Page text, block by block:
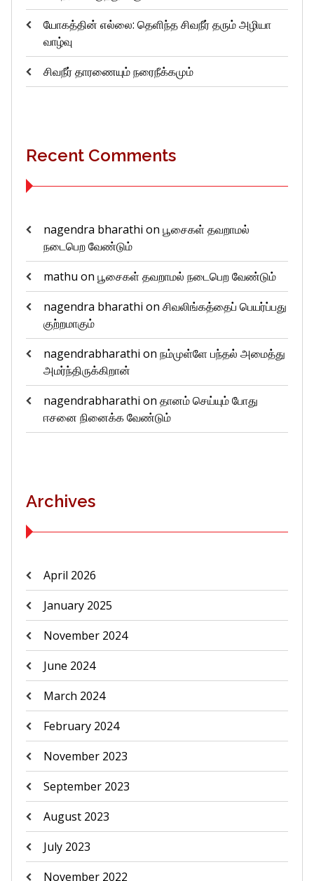
யோகத்தின் எல்லை: தெளிந்த சிவநீர் தரும் அழியா
வாழ்வு
சிவநீர் தாரணையும் நரைநீக்கமும்
Recent Comments
nagendra bharathi on பூசைகள் தவறாமல்
நடைபெற வேண்டும்
mathu on பூசைகள் தவறாமல் நடைபெற வேண்டும்
nagendra bharathi on சிவலிங்கத்தைப் பெயர்ப்பது
குற்றமாகும்
nagendrabharathi on நம்முள்ளே பந்தல் அமைத்து
அமர்ந்திருக்கிறான்
nagendrabharathi on தானம் செய்யும் போது
ஈசனை நினைக்க வேண்டும்
Archives
April 2026
January 2025
November 2024
June 2024
March 2024
February 2024
November 2023
September 2023
August 2023
July 2023
November 2022